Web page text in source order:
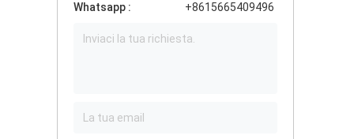
Whatsapp : +8615665409496